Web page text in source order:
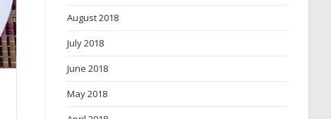
August 2018
July 2018
June 2018
May 2018